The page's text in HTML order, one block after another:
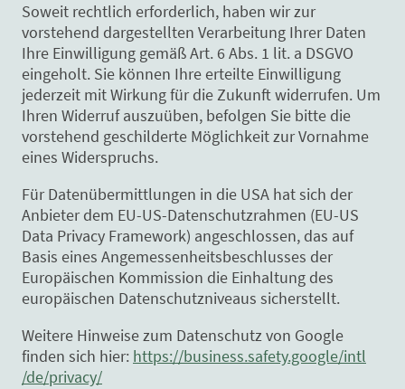
Soweit rechtlich erforderlich, haben wir zur
vorstehend dargestellten Verarbeitung Ihrer Daten
Ihre Einwilligung gemäß Art. 6 Abs. 1 lit. a DSGVO
eingeholt. Sie können Ihre erteilte Einwilligung
jederzeit mit Wirkung für die Zukunft widerrufen. Um
Ihren Widerruf auszuüben, befolgen Sie bitte die
vorstehend geschilderte Möglichkeit zur Vornahme
eines Widerspruchs.
Für Datenübermittlungen in die USA hat sich der
Anbieter dem EU-US-Datenschutzrahmen (EU-US
Data Privacy Framework) angeschlossen, das auf
Basis eines Angemessenheitsbeschlusses der
Europäischen Kommission die Einhaltung des
europäischen Datenschutzniveaus sicherstellt.
Weitere Hinweise zum Datenschutz von Google
finden sich hier: https://business.safety.google/intl
/de/privacy/